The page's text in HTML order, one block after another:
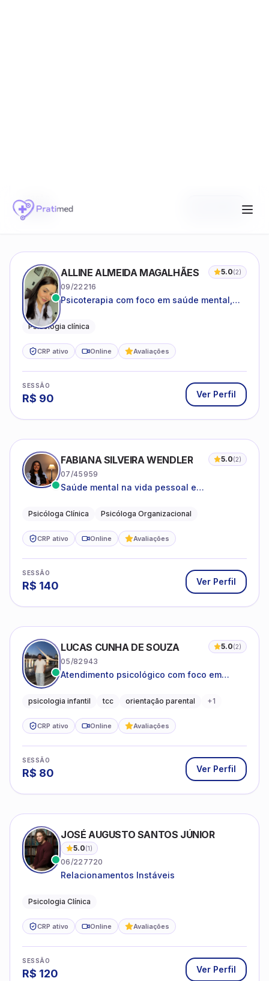
SESSÃO
R$80
ALLINE ALMEIDA MAGALHÃES 5.0(2)
09/22216
Psicoterapia com foco em saúde mental,
adolescentes e adultos.
Psicologia clínica
CRP ativo Online Avaliações
SESSÃO
R$ 90 Ver Perfil
FABIANA SILVEIRA WENDLER 5.0(2)
07/45959
Saúde mental na vida pessoal e
Psicóloga Clínica Psicóloga Organizacional
CRP ativo Online Avaliações
SESSÃO
R$ 140 Ver Perfil
LUCAS CUNHA DE SOUZA 5.0(2)
05/82943
Atendimento psicológico com foco em
promovendo equilíbrio emocional e
psicologia infantil tcc orientação parental +1
CRP ativo Online Avaliações
SESSÃO
R$ 80 Ver Perfil
JOSÉ AUGUSTO SANTOS JÚNIOR
5.0(1)
06/227720
Relacionamentos Instáveis
Psicologia Clínica
CRP ativo Online Avaliações
SESSÃO
R$ 120 Ver Perfil